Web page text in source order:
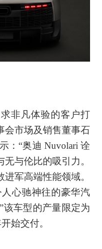
非凡体验的客户打
会市场及销售董事石
：“奥迪 Nuvolari 诠
与伦比的吸引力。
军高端性能领域。
心驰神往的豪华汽
该车型的产量限定为
始交付。